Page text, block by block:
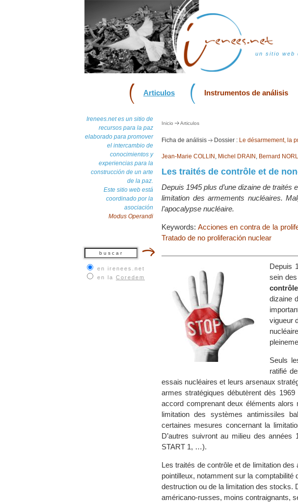
un sitio web
Articulos Instrumentos de análisis
Irenees.net es un sitio de
recursos para la paz
elaborado para promover
el intercambio de
conocimientos y
experiencias para la
construcción de un arte
de la paz.
Este sitio web está
coordinado por la
asociación
Modus Operandi
en irenees.net
en la Coredem
Inicio Articulos
Ficha de análisis Dossier : Le désarmement, la
Jean-Marie COLLIN , Michel DRAIN , Bernard
Les traités de contrôle et de
Depuis 1945 plus d’une dizaine de traités
limitation des armements nucléaires.
l’apocalypse nucléaire.
Keywords: Acciones en contra de la
Tratado de no proliferación nuclear
Depuis
sein
dizaine
vigueur
Seuls
ratifié
essais nucléaires et leurs arsenaux
armes stratégiques débutèrent dès
accord comprenant deux éléments
limitation des systèmes antimissiles
certaines mesures concernant la
D’autres suivront au milieu des années
START 1, …).
Les traités de contrôle et de limitation
pointilleux, notamment sur la
destruction ou de la limitation des stocks.
américano-russes, moins contraignants,